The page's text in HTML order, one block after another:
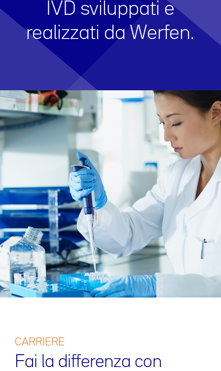
IVD sviluppati e
realizzati da Werfen.
CARRIERE
Fai la differenza con